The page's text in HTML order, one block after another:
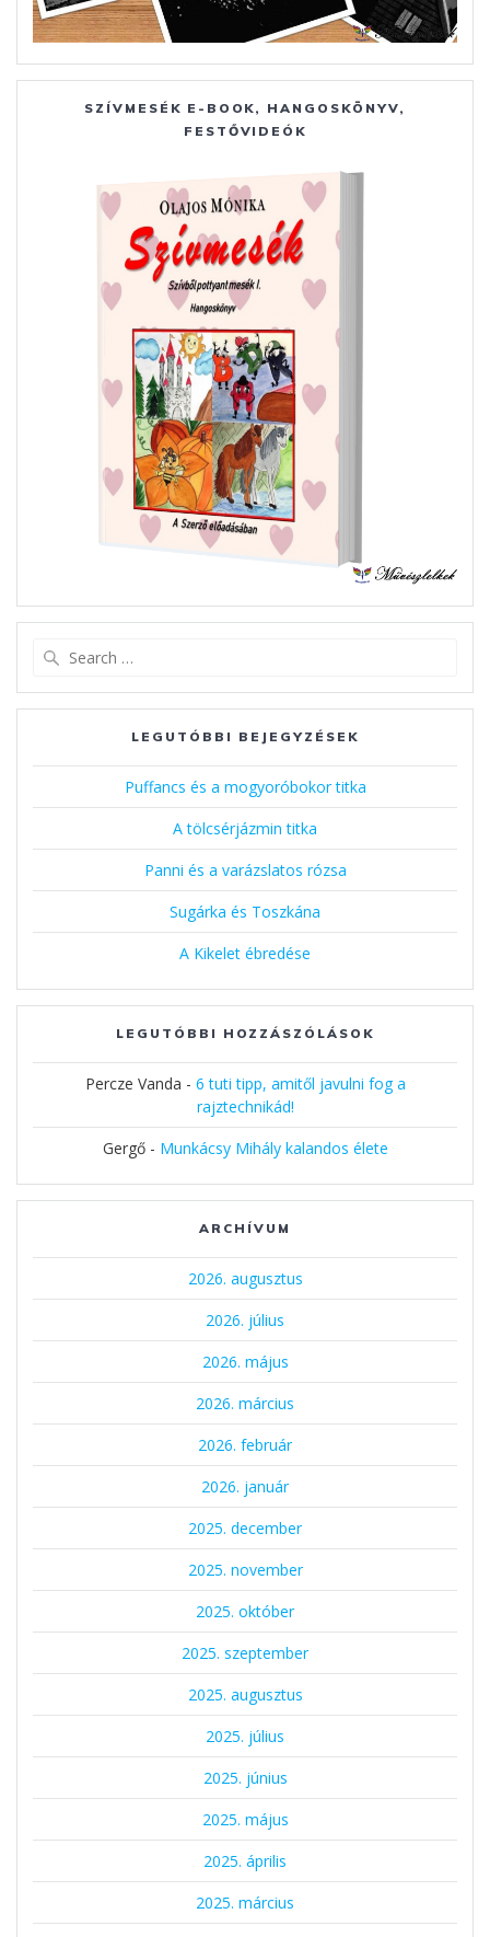
SZÍVMESÉK E-BOOK, HANGOSKÖNYV,
FESTŐVIDEÓK
LEGUTÓBBI BEJEGYZÉSEK
Puffancs és a mogyoróbokor titka
A tölcsérjázmin titka
Panni és a varázslatos rózsa
Sugárka és Toszkána
A Kikelet ébredése
LEGUTÓBBI HOZZÁSZÓLÁSOK
Percze Vanda - 6 tuti tipp, amitől javulni fog a
rajztechnikád!
Gergő- Munkácsy Mihály kalandos élete
ARCHÍVUM
2026. augusztus
2026. július
2026. május
2026. március
2026. február
2026. január
2025. december
2025. november
2025. október
2025. szeptember
2025. augusztus
2025. július
2025. június
2025. május
2025. április
2025. március